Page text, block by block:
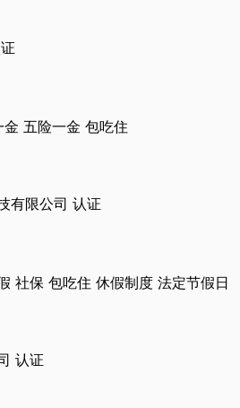
金 五险一金 包吃住
有限公司 认证
社保 包吃住 休假制度 法定节假日
认证